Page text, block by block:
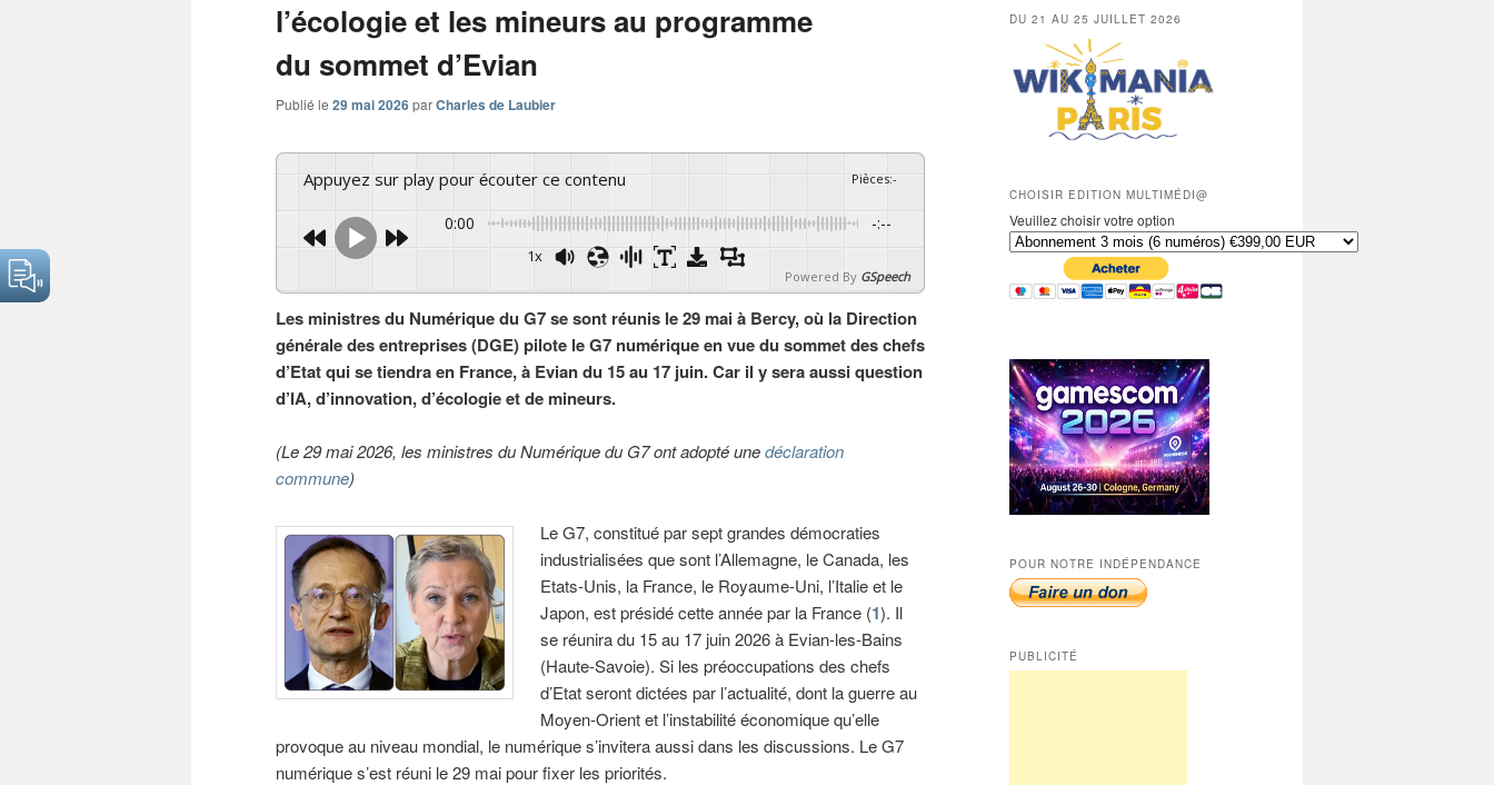
l’écologie et les mineurs au programme
du sommet d’Evian
Publié le 29 mai 2026parCharles de Laubier
Appuyez sur play pour écouter ce contenu Pièces:-
0:00 -:--
1x
Powered By GSpeech
Les ministres du Numérique du G7 se sont réunis le 29 mai à Bercy, où la Direction
générale des entreprises (DGE) pilote le G7 numérique en vue du sommet des chefs
d’Etat qui se tiendra en France, à Evian du 15 au 17 juin. Car il y sera aussi question
d’IA, d’innovation, d’écologie et de mineurs.
(Le 29 mai 2026, les ministres du Numérique du G7 ont adopté unedéclaration
commune)
Le G7, constitué par sept grandes démocraties
industrialisées que sont l’Allemagne, le Canada, les
Etats-Unis, la France, le Royaume-Uni, l’Italie et le
Japon, est présidé cette année par la France (1). Il
se réunira du 15 au 17 juin 2026 à Evian-les-Bains
(Haute-Savoie). Si les préoccupations des chefs
d’Etat seront dictées par l’actualité, dont la guerre au
Moyen-Orient et l’instabilité économique qu’elle
provoque au niveau mondial, le numérique s’invitera aussi dans les discussions. Le G7
numérique s’est réuni le 29 mai pour fixer les priorités.
DU 21 AU 25 JUILLET 2026
CHOISIR EDITION MULTIMÉDI@
Veuillez choisir votre option
POUR NOTRE INDÉPENDANCE
PUBLICITÉ